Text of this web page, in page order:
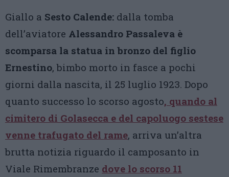
Giallo a Sesto Calende: dalla tomba
dell’aviatore Alessandro Passaleva è
scomparsa la statua in bronzo del figlio
Ernestino, bimbo morto in fasce a pochi
giorni dalla nascita, il 25 luglio 1923. Dopo
quanto successo lo scorso agosto, quando al
cimitero di Golasecca e del capoluogo sestese
venne trafugato del rame, arriva un’altra
brutta notizia riguardo il camposanto in
Viale Rimembranze dove lo scorso 11